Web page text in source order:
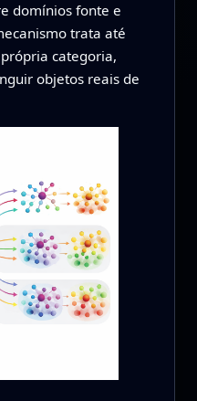
domínios fonte e
trata até
categoria,
objetos reais de